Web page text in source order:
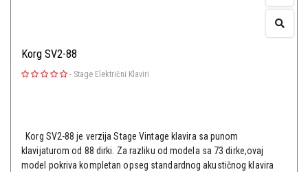
Korg SV2-88
- Stage Električni Klaviri
Korg SV2-88 je verzija Stage Vintage klavira sa punom
klavijaturom od 88 dirki. Za razliku od modela sa 73 dirke,ovaj
model pokriva kompletan opseg standardnog akustičnog klavira